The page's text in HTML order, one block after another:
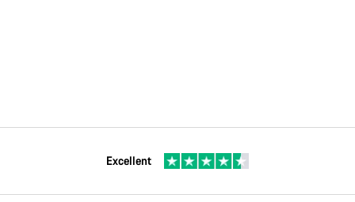
Excellent